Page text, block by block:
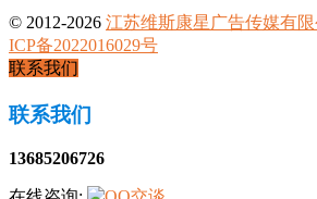
© 2012-2026 江苏维斯康星广告传媒有限
ICP备2022016029号
联系我们
联系我们
13685206726